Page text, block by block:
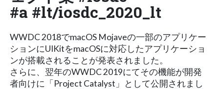
#a #lt/iosdc_2020_lt
WWDC 2018でmacOS Mojaveの一部のアプリケー
ションにUIKitをmacOSに対応したアプリケーショ
ンが搭載されることが発表されました。
さらに、翌年のWWDC 2019にてその機能が開発
者向けに「Project Catalyst」として公開されまし